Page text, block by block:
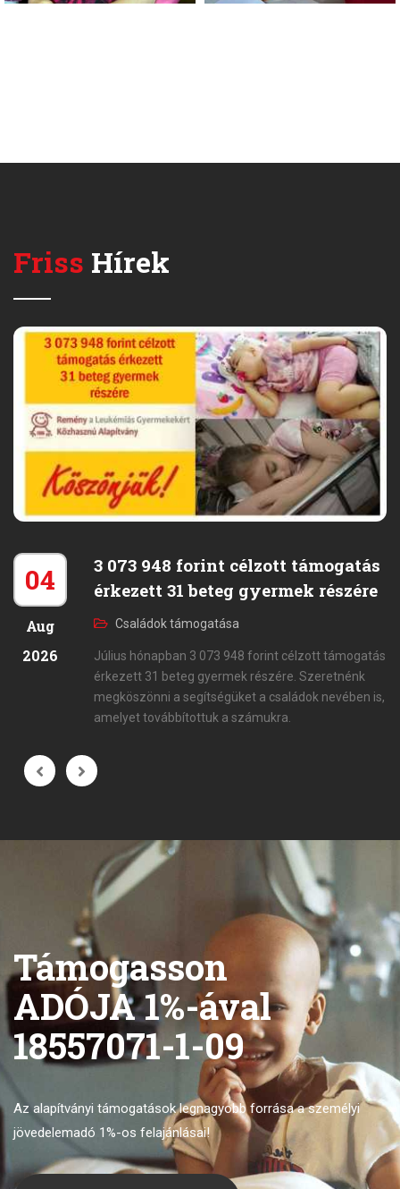
Friss Hírek
04
Aug
2026
3 073 948 forint célzott támogatás
érkezett 31 beteg gyermek részére
Családok támogatása
Július hónapban 3 073 948 forint célzott támogatás
érkezett 31 beteg gyermek részére. Szeretnénk
megköszönni a segítségüket a családok nevében is,
amelyet továbbítottuk a számukra.
Támogasson
ADÓJA 1%-ával
18557071-1-09
Az alapítványi támogatások legnagyobb forrásaa személyi
jövedelemadó 1%-os felajánlásai!